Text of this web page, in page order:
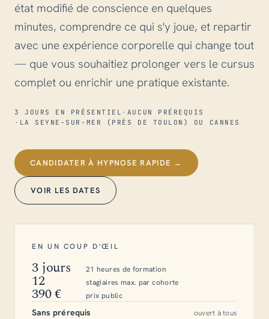
état modifié de conscience en quelques
minutes, comprendre ce qui s'y joue, et repartir
avec une expérience corporelle qui change tout
— que vous souhaitiez prolonger vers le cursus
complet ou enrichir une pratique existante.
3 JOURS EN PRÉSENTIEL · AUCUN PRÉREQUIS
· LA SEYNE-SUR-MER (PRÈS DE TOULON) OU CANNES
CANDIDATER À HYPNOSE RAPIDE →
VOIR LES DATES
EN UN COUP D'ŒIL
3 jours 21 heures de formation
12 stagiaires max. par cohorte
390 € prix public
Sans prérequis ouvert à tous